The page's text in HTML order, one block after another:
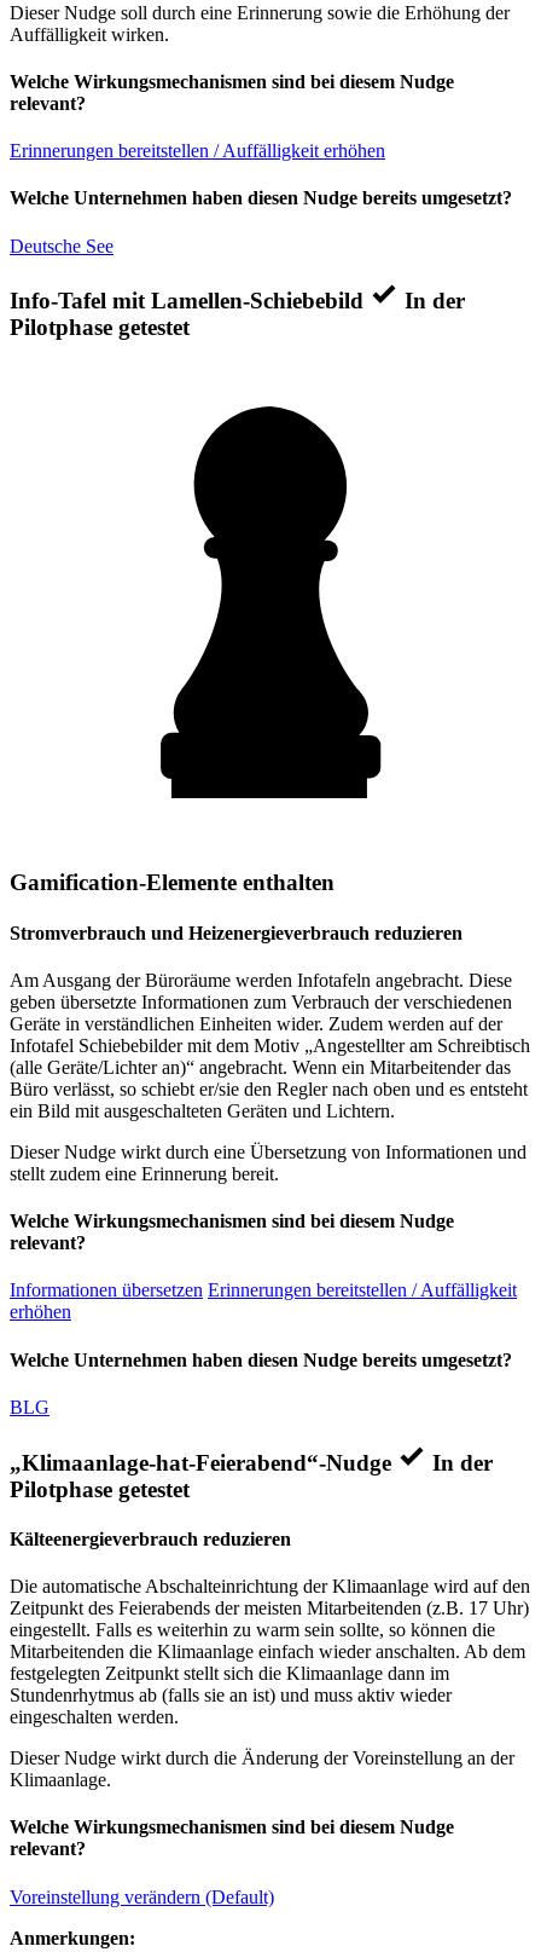
Dieser Nudge soll durch eine Erinnerung sowie die Erhöhung der
Auffälligkeit wirken.
Welche Wirkungsmechanismen sind bei diesem Nudge
relevant?
Erinnerungen bereitstellen / Auffälligkeit erhöhen
Welche Unternehmen haben diesen Nudge bereits umgesetzt?
Deutsche See
Info-Tafel mit Lamellen-Schiebebild
In der
Pilotphase getestet
Gamification-Elemente enthalten
Stromverbrauch und Heizenergieverbrauch reduzieren
Am Ausgang der Büroräume werden Infotafeln angebracht. Diese
geben übersetzte Informationen zum Verbrauch der verschiedenen
Geräte in verständlichen Einheiten wider. Zudem werden auf der
Infotafel Schiebebilder mit dem Motiv „Angestellter am Schreibtisch
(alle Geräte/Lichter an)“ angebracht. Wenn ein Mitarbeitender das
Büro verlässt, so schiebt er/sie den Regler nach oben und es entsteht
ein Bild mit ausgeschalteten Geräten und Lichtern.
Dieser Nudge wirkt durch eine Übersetzung von Informationen und
stellt zudem eine Erinnerung bereit.
Welche Wirkungsmechanismen sind bei diesem Nudge
relevant?
Informationen übersetzen Erinnerungen bereitstellen / Auffälligkeit
erhöhen
Welche Unternehmen haben diesen Nudge bereits umgesetzt?
BLG
„Klimaanlage-hat-Feierabend“-Nudge
In der
Pilotphase getestet
Kälteenergieverbrauch reduzieren
Die automatische Abschalteinrichtung der Klimaanlage wird auf den
Zeitpunkt des Feierabends der meisten Mitarbeitenden (z.B. 17 Uhr)
eingestellt. Falls es weiterhin zu warm sein sollte, so können die
Mitarbeitenden die Klimaanlage einfach wieder anschalten. Ab dem
festgelegten Zeitpunkt stellt sich die Klimaanlage dann im
Stundenrhytmus ab (falls sie an ist) und muss aktiv wieder
eingeschalten werden.
Dieser Nudge wirkt durch die Änderung der Voreinstellung an der
Klimaanlage.
Welche Wirkungsmechanismen sind bei diesem Nudge
relevant?
Voreinstellung verändern (Default)
Anmerkungen: